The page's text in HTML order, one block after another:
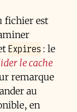
fichier est
Expires : le
le cache
remarque
au
en